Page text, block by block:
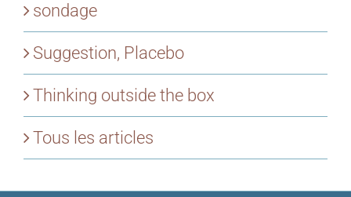
sondage
Suggestion, Placebo
Thinking outside the box
Tous les articles